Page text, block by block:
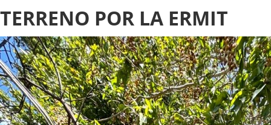
TERRENO POR LA ERMIT